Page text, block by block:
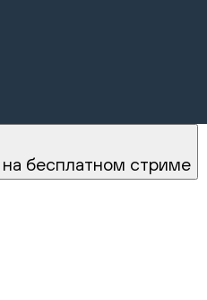
бесплатном стриме